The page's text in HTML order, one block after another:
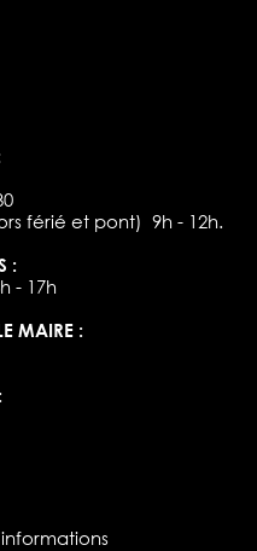
férié et pont) 9h - 12h.
:
- 17h
MAIRE :